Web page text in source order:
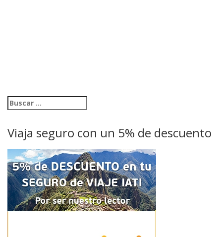
Viaja seguro con un 5% de descuento